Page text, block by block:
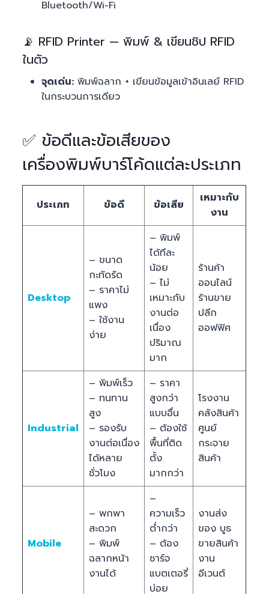
Bluetooth/Wi-Fi
📡 RFID Printer — พิมพ์ & เขียนชิป RFID
ในตัว
จุดเด่น: พิมพ์ฉลาก + เขียนข้อมูลเข้าอินเลย์ RFID
ในกระบวนการเดียว
✅ ข้อดีและข้อเสียของ
เครื่องพิมพ์บาร์โค้ดแต่ละประเภท
ประเภท ข้อดี ข้อเสีย
เหมาะกับ
งาน
Desktop
– ขนาด
กะทัดรัด
– ราคาไม่
แพง
– ใช้งาน
ง่าย
– พิมพ์
ได้ทีละ
น้อย
– ไม่
เหมาะกับ
งานต่อ
เนื่อง
ปริมาณ
มาก
ร้านค้า
ออนไลน์
ร้านขาย
ปลีก
ออฟฟิศ
Industrial
– พิมพ์เร็ว
– ทนทาน
สูง
– รองรับ
งานต่อเนื่อง
ได้หลาย
ชั่วโมง
– ราคา
สูงกว่า
แบบอื่น
– ต้องใช้
พื้นที่ติด
ตั้ง
มากกว่า
โรงงาน
คลังสินค้า
ศูนย์
กระจาย
สินค้า
Mobile
– พกพา
สะดวก
– พิมพ์
ฉลากหน้า
งานได้
–
ความเร็ว
ต่ำกว่า
– ต้อง
ชาร์จ
แบตเตอรี่
บ่อย
งานส่ง
ของ บูธ
ขายสินค้า
งาน
อีเวนต์